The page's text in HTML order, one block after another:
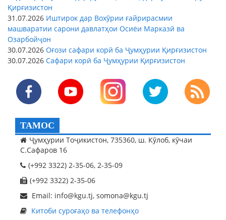
Қирғизистон
31.07.2026 Иштирок дар Вохӯрии ғайрирасмии
машваратии сарони давлатҳои Осиёи Марказӣ ва
Озарбойҷон
30.07.2026 Оғози сафари корӣ ба Ҷумҳурии Қирғизистон
30.07.2026 Сафари корӣ ба Ҷумҳурии Қирғизистон
ТАМОС
Ҷумҳурии Тоҷикистон, 735360, ш. Кӯлоб, кӯчаи
С.Сафаров 16
(+992 3322) 2-35-06, 2-35-09
(+992 3322) 2-35-06
Email: info@kgu.tj, somona@kgu.tj
Китоби суроғаҳо ва телефонҳо